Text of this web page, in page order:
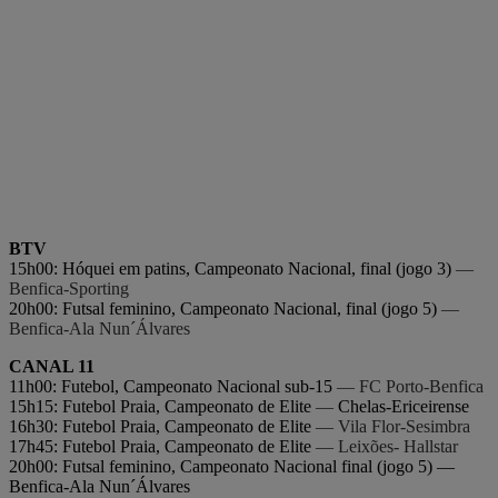
BTV
15h00: Hóquei em patins, Campeonato Nacional, final (jogo 3) —
Benfica-Sporting
20h00: Futsal feminino, Campeonato Nacional, final (jogo 5) —
Benfica-Ala Nun´Álvares
CANAL 11
11h00: Futebol, Campeonato Nacional sub-15 — FC Porto-Benfica
15h15: Futebol Praia, Campeonato de Elite — Chelas-Ericeirense
16h30: Futebol Praia, Campeonato de Elite — Vila Flor-Sesimbra
17h45: Futebol Praia, Campeonato de Elite — Leixões- Hallstar
20h00: Futsal feminino, Campeonato Nacional final (jogo 5) —
Benfica-Ala Nun´Álvares